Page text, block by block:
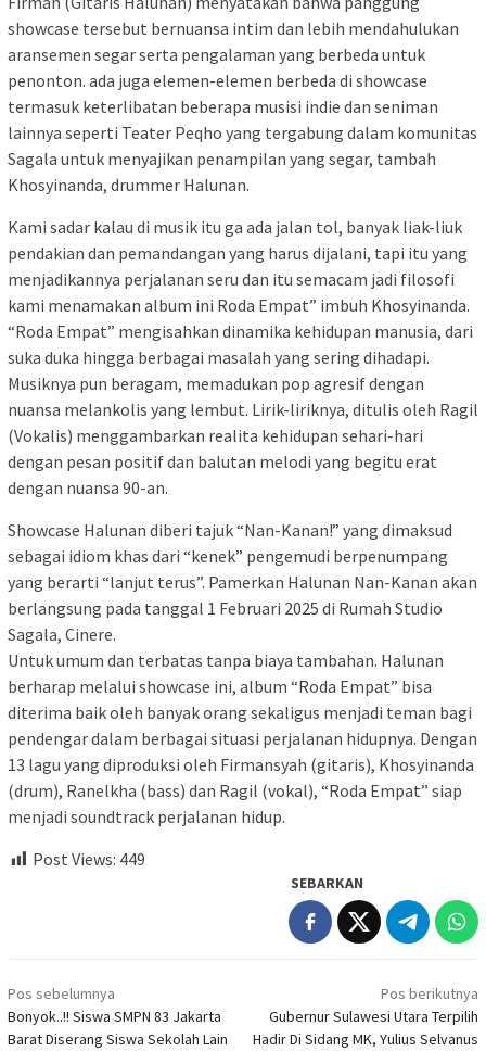
showcase tersebut bernuansa intim dan lebih mendahulukan
aransemen segar serta pengalaman yang berbeda untuk
penonton. ada juga elemen-elemen berbeda di showcase
termasuk keterlibatan beberapa musisi indie dan seniman
lainnya seperti Teater Peqho yang tergabung dalam komunitas
Sagala untuk menyajikan penampilan yang segar, tambah
Khosyinanda, drummer Halunan.
Kami sadar kalau di musik itu ga ada jalan tol, banyak liak-liuk
pendakian dan pemandangan yang harus dijalani, tapi itu yang
menjadikannya perjalanan seru dan itu semacam jadi filosofi
kami menamakan album ini Roda Empat” imbuh Khosyinanda.
“Roda Empat” mengisahkan dinamika kehidupan manusia, dari
suka duka hingga berbagai masalah yang sering dihadapi.
Musiknya pun beragam, memadukan pop agresif dengan
nuansa melankolis yang lembut. Lirik-liriknya, ditulis oleh Ragil
(Vokalis) menggambarkan realita kehidupan sehari-hari
dengan pesan positif dan balutan melodi yang begitu erat
dengan nuansa 90-an.
Showcase Halunan diberi tajuk “Nan-Kanan!” yang dimaksud
sebagai idiom khas dari “kenek” pengemudi berpenumpang
yang berarti “lanjut terus”. Pamerkan Halunan Nan-Kanan akan
berlangsung pada tanggal 1 Februari 2025 di Rumah Studio
Sagala, Cinere.
Untuk umum dan terbatas tanpa biaya tambahan. Halunan
berharap melalui showcase ini, album “Roda Empat” bisa
diterima baik oleh banyak orang sekaligus menjadi teman bagi
pendengar dalam berbagai situasi perjalanan hidupnya. Dengan
13 lagu yang diproduksi oleh Firmansyah (gitaris), Khosyinanda
(drum), Ranelkha (bass) dan Ragil (vokal), “Roda Empat” siap
menjadi soundtrack perjalanan hidup.
Post Views: 449
SEBARKAN
Navigasi
pos
Pos sebelumnya
Bonyok..!! Siswa SMPN 83 Jakarta
Barat Diserang Siswa Sekolah Lain
Pos berikutnya
Gubernur Sulawesi Utara Terpilih
Hadir Di Sidang MK, Yulius Selvanus